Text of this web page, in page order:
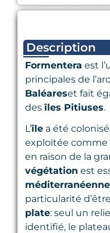
Description
Formentera est
principales de
Baléareset fait
des îles Pitiuses.
L’île a été
exploitée comme
en raison de la
végétation est
méditerranéenne
particularité
plate: seul un
identifié, le